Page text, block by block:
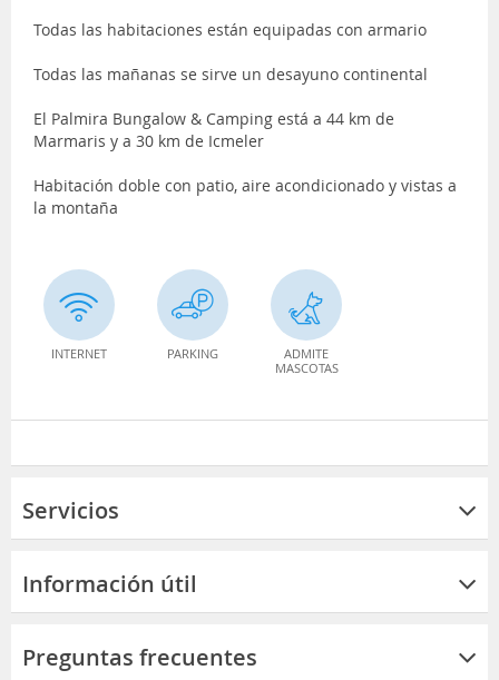
Todas las habitaciones están equipadas con armario
Todas las mañanas se sirve un desayuno continental
El Palmira Bungalow & Camping está a 44 km de
Marmaris y a 30 km de Icmeler
Habitación doble con patio, aire acondicionado y vistas a
la montaña
INTERNET PARKING
ADMITE
MASCOTAS
Servicios
Información útil
Preguntas frecuentes